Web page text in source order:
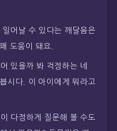
어날 수 있다는 깨달음은
도움이 돼요.
있을까 봐 걱정하는 네
시다. 이 아이에게 뭐라고
다정하게 질문해 볼 수도